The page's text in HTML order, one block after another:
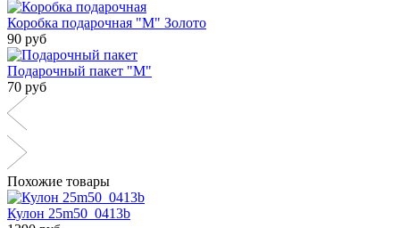
Коробка подарочная "М" Золото
90 руб
Подарочный пакет "М"
70 руб
Похожие товары
Кулон 25m50_0413b